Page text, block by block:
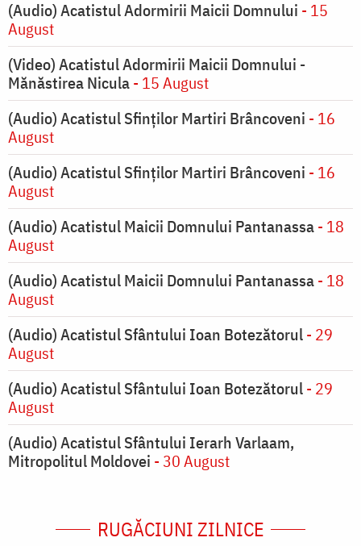
(Audio) Acatistul Adormirii Maicii Domnului - 15
August
(Video) Acatistul Adormirii Maicii Domnului -
Mănăstirea Nicula- 15 August
(Audio) Acatistul Sfinților Martiri Brâncoveni - 16
August
(Audio) Acatistul Sfinților Martiri Brâncoveni - 16
August
(Audio) Acatistul Maicii Domnului Pantanassa- 18
August
(Audio) Acatistul Maicii Domnului Pantanassa- 18
August
(Audio) Acatistul Sfântului Ioan Botezătorul- 29
August
(Audio) Acatistul Sfântului Ioan Botezătorul- 29
August
(Audio) Acatistul Sfântului Ierarh Varlaam,
Mitropolitul Moldovei - 30 August
RUGĂCIUNI ZILNICE